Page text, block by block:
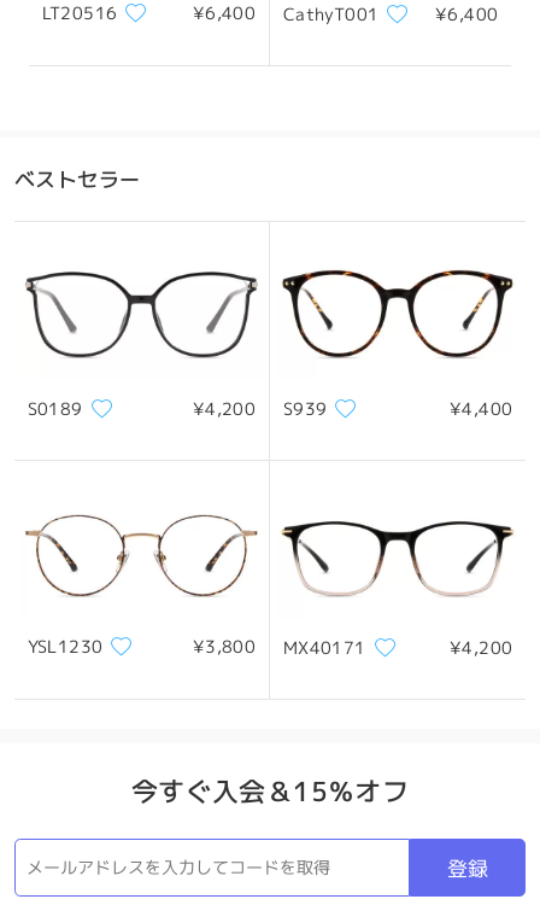
LT20516 ¥6,400 CathyT001 ¥6,400
ベストセラー
S0189 ¥4,200 S939 ¥4,400
YSL1230 ¥3,800 MX40171 ¥4,200
今すぐ入会＆15％オフ
登録